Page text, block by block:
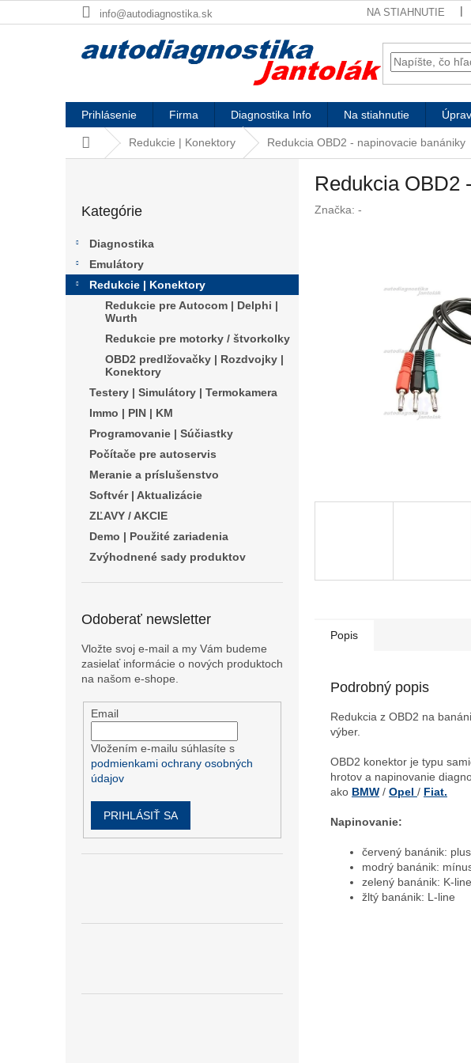
na
info@autodiagnostika.sk NA STIAHNUTIE
Prihlásenie Firma Diagnostika Info Na stiahnutie
DomovRedukcie | Konektory Redukcia OBD2 - napinovacie banániky
a
kategórie
Kategórie
Diagnostika
Emulátory
Redukcie | Konektory
Redukcie pre Autocom | Delphi |
Wurth
Redukcie pre motorky / štvorkolky
OBD2 predlžovačky | Rozdvojky |
Konektory
Testery | Simulátory | Termokamera
Immo | PIN | KM
Programovanie | Súčiastky
Počítače pre autoservis
Meranie a príslušenstvo
Softvér | Aktualizácie
ZĽAVY / AKCIE
Demo | Použité zariadenia
Zvýhodnené sady produktov
Odoberať newsletter
Vložte svoj e-mail a my Vám budeme
zasielať informácie o nových produktoch
na našom e-shope.
Email
Vložením e-mailu súhlasíte s
podmienkami ochrany osobných
údajov
PRIHLÁSIŤ SA
Redukcia OBD2
Značka: -
Popis
Podrobný popis
Redukcia z OBD2 na
výber.
OBD2 konektor je typu
hrotov a napinovanie
ako BMW / Opel / Fiat.
Napinovanie:
červený banánik: plus
modrý banánik:
zelený banánik: K-line
žltý banánik: L-line